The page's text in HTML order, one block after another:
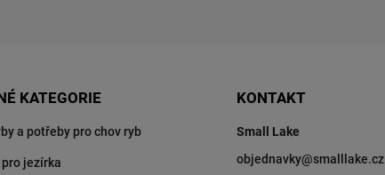
KATEGORIE
a potřeby pro chov ryb
jezírka
KONTAKT
Small Lake
objednavky@smalllake.cz